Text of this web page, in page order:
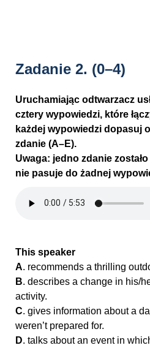
Zadanie 2. (0–4)
Uruchamiając odtwarzacz
cztery wypowiedzi, które
każdej wypowiedzi dopasuj
zdanie (A–E).
Uwaga: jedno zdanie
nie pasuje do żadnej
This speaker
A. recommends a thrilling
B. describes a change in his/
activity.
C. gives information about a
weren’t prepared for.
D. talks about an event in